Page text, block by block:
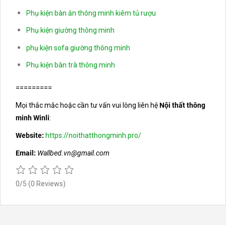
Phụ kiện bàn ăn thông minh kiêm tủ rượu
Phụ kiện giường thông minh
phụ kiện sofa giường thông minh
Phụ kiện bàn trà thông minh
=========
Mọi thắc mắc hoặc cần tư vấn vui lòng liên hệNội thất thông
minh Winli:
Website: https://noithatthongminh.pro/
Email: Wallbed.vn@gmail.com
0/5 (0 Reviews)